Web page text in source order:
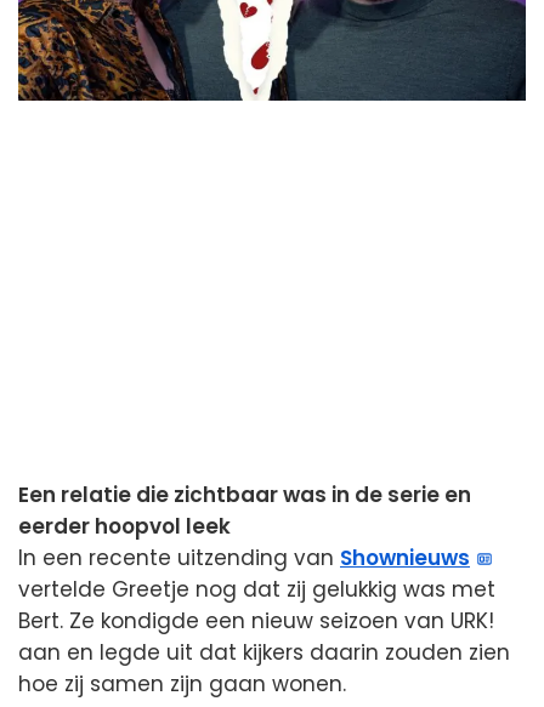
Een relatie die zichtbaar was in de serie en
eerder hoopvol leek
In een recente uitzending van Shownieuws
vertelde Greetje nog dat zij gelukkig was met
Bert. Ze kondigde een nieuw seizoen van URK!
aan en legde uit dat kijkers daarin zouden zien
hoe zij samen zijn gaan wonen.